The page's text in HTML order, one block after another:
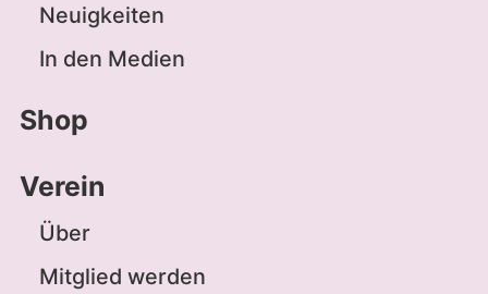
Neuigkeiten
In den Medien
Shop
Verein
Über
Mitglied werden